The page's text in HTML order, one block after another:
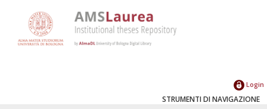
Login
STRUMENTI DI NAVIGAZIONE